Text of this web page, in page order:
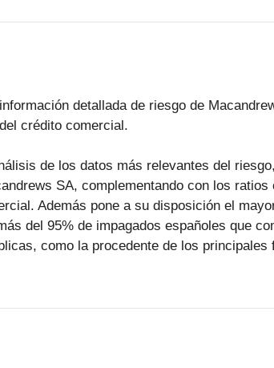
detallada de riesgo de
crédito comercial.
de los datos más relevantes del
SA, complementando con los ratios
Además pone a su disposición el
del 95% de impagados españoles que
como la procedente de los principales